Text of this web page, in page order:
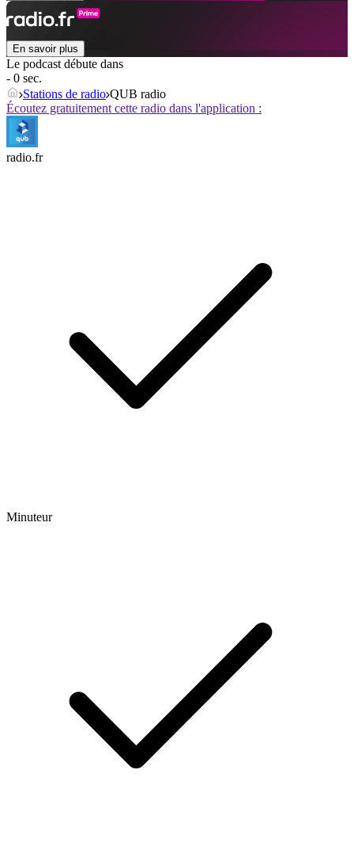
En savoir plus
Le podcast débute dans
- 0 sec.
Stations de radio QUB radio
Écoutez gratuitement cette radio dans l'application :
radio.fr
Minuteur